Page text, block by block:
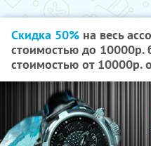
Скидка 50% на весь
стоимостью до 10000р.
стоимостью от 10000р.